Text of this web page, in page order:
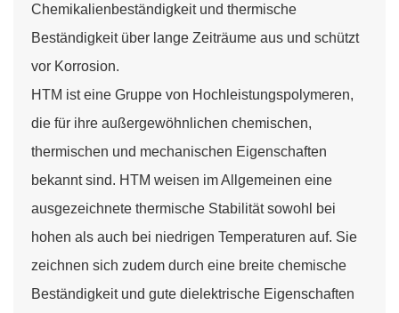
Chemikalienbeständigkeit und thermische
Beständigkeit über lange Zeiträume aus und schützt
vor Korrosion.
HTM ist eine Gruppe von Hochleistungspolymeren,
die für ihre außergewöhnlichen chemischen,
thermischen und mechanischen Eigenschaften
bekannt sind. HTM weisen im Allgemeinen eine
ausgezeichnete thermische Stabilität sowohl bei
hohen als auch bei niedrigen Temperaturen auf. Sie
zeichnen sich zudem durch eine breite chemische
Beständigkeit und gute dielektrische Eigenschaften